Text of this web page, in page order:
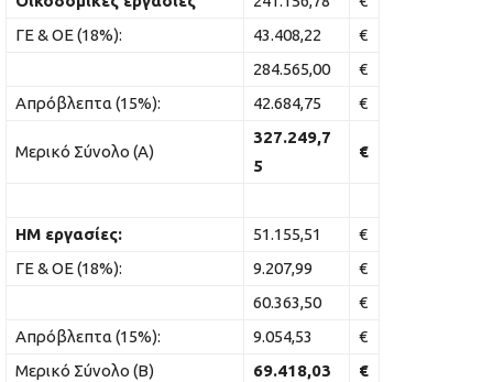
ΓΕ & ΟΕ (18%):
43.408,22
€
284.565,00
€
Απρόβλεπτα (15%):
42.684,75 €
Μερικό Σύνολο (Α)
327.249,7
5
€
ΗΜ εργασίες: 51.155,51
€
ΓΕ & ΟΕ (18%):
9.207,99
€
60.363,50
€
Απρόβλεπτα (15%):
9.054,53
€
Μερικό Σύνολο (Β)
69.418,03 €